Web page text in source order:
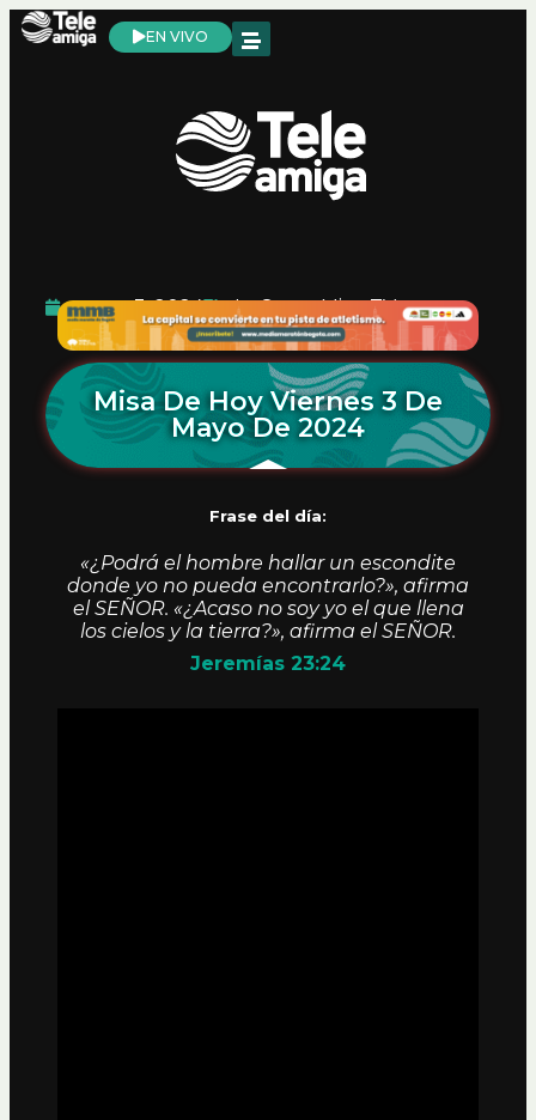
EN VIVO
mayo 3, 2024 La Santa Misa,TV
Misa De Hoy Viernes 3 De
Mayo De 2024
Frase del día:
«¿Podrá el hombre hallar un escondite
donde yo no pueda encontrarlo?», afirma
el SEÑOR. «¿Acaso no soy yo el que llena
los cielos y la tierra?», afirma el SEÑOR.
Jeremías 23:24